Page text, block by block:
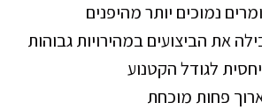
נמוכים יותר מהיפנים
לגודל הקטנוע
פחות מוכחת